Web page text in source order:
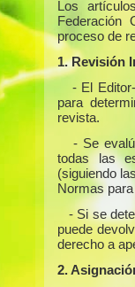
Los
Federación
proceso de
1. Revisión
- El
para
revista.
- Se
todas las
(siguiendo
Normas
- Si se
puede
derecho a
2.